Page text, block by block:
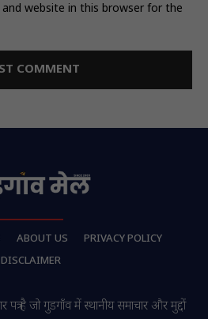
and website in this browser for the
ABOUT US
PRIVACY POLICY
DISCLAIMER
है जो गुडगाँव में स्थानीय समाचार और मुद्दों